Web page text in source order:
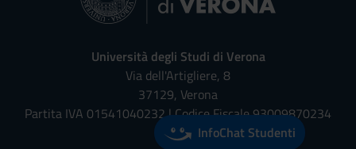
Università degli Studi di Verona
Via dell'Artigliere, 8
37129, Verona
Partita IVA 01541040232 | Codice Fiscale 93009870234
InfoChat Studenti